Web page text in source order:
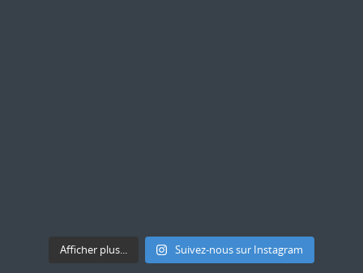
Afficher plus... Suivez-nous sur Instagram